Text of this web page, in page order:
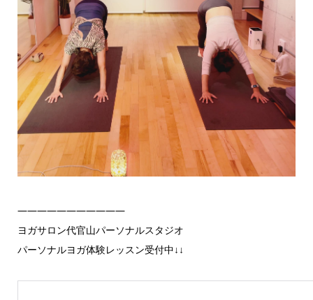
———————————
ヨガサロン代官山パーソナルスタジオ
パーソナルヨガ体験レッスン受付中↓↓